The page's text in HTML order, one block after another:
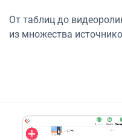
От таблиц до
из множества